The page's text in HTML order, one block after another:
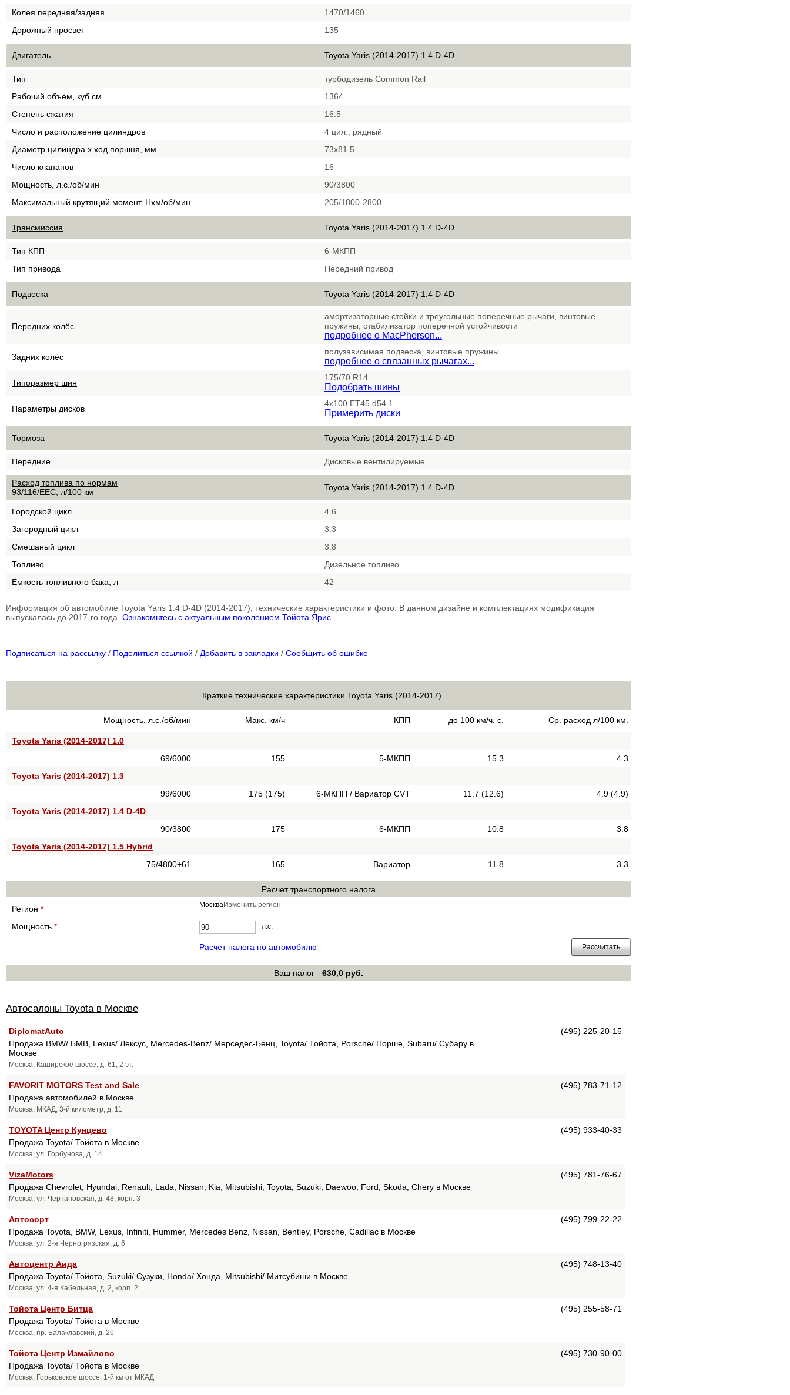
Колея передняя/задняя
1470/1460
Дорожный просвет
135
Двигатель Toyota Yaris (2014-2017) 1.4 D-4D
Тип
турбодизель Common Rail
Рабочий объём, куб.см
1364
Степень сжатия
16.5
Число и расположение цилиндров
4 цил., рядный
Диаметр цилиндра х ход поршня, мм
73х81.5
Число клапанов
16
Мощность, л.с./об/мин
90/3800
Максимальный крутящий момент, Нхм/об/мин
205/1800-2800
Трансмиссия Toyota Yaris (2014-2017) 1.4 D-4D
Тип КПП
6-МКПП
Тип привода
Передний привод
Подвеска Toyota Yaris (2014-2017) 1.4 D-4D
Передних колёс
амортизаторные стойки и треугольные поперечные рычаги, винтовые
пружины, стабилизатор поперечной устойчивости
подробнее о MacPherson...
Задних колёс
полузависимая подвеска, винтовые пружины
подробнее о связанных рычагах...
Типоразмер шин
175/70 R14
Подобрать шины
Параметры дисков
4x100 ET45 d54.1
Примерить диски
Тормоза Toyota Yaris (2014-2017) 1.4 D-4D
Передние Дисковые вентилируемые
Расход топлива по нормам
93/116/EEC, л/100 км
Toyota Yaris (2014-2017) 1.4 D-4D
Городской цикл
4.6
Загородный цикл
3.3
Смешаный цикл
3.8
Топливо
Дизельное топливо
Ёмкость топливного бака, л
42
Информация об автомобиле Toyota Yaris 1.4 D-4D (2014-2017), технические характеристики и фото. В данном дизайне и комплектациях модификация
выпускалась до 2017-го года. Ознакомьтесь с актуальным поколением Тойота Ярис
Подписаться на рассылку / Поделиться ссылкой / Добавить в закладки / Сообщить об ошибке
Краткие технические характеристики Toyota Yaris (2014-2017)
Мощность, л.с./об/мин Макс. км/ч КПП до 100 км/ч, с. Ср. расход л/100 км.
Toyota Yaris (2014-2017) 1.0
69/6000
155 5-МКПП 15.3
4.3
Toyota Yaris (2014-2017) 1.3
99/6000
175 (175) 6-МКПП / Вариатор CVT 11.7 (12.6)
4.9 (4.9)
Toyota Yaris (2014-2017) 1.4 D-4D
90/3800
175 6-МКПП 10.8
3.8
Toyota Yaris (2014-2017) 1.5 Hybrid
75/4800+61
165 Вариатор 11.8 3.3
Расчет транспортного налога
Регион * МоскваИзменить регион
Мощность * л.с.
Расчет налога по автомобилю
Ваш налог - 630,0 руб.
Автосалоны Toyota в Москве
DiplomatAuto
(495) 225-20-15
Продажа BMW/ БМВ, Lexus/ Лексус, Mercedes-Benz/ Мерседес-Бенц, Toyota/ Тойота, Porsche/ Порше, Subaru/ Субару в
Москве
Москва, Каширское шоссе, д. 61, 2 эт.
FAVORIT MOTORS Test and Sale
(495) 783-71-12
Продажа автомобилей в Москве
Москва, МКАД, 3-й километр, д. 11
TOYOTA Центр Кунцево
(495) 933-40-33
Продажа Toyota/ Тойота в Москве
Москва, ул. Горбунова, д. 14
VizaMotors
(495) 781-76-67
Продажа Chevrolet, Hyundai, Renault, Lada, Nissan, Kia, Mitsubishi, Toyota, Suzuki, Daewoo, Ford, Skoda, Chery в Москве
Москва, ул. Чертановская, д. 48, корп. 3
Автосорт
(495) 799-22-22
Продажа Toyota, BMW, Lexus, Infiniti, Hummer, Mercedes Benz, Nissan, Bentley, Porsche, Cadillac в Москве
Москва, ул. 2-я Черногрязская, д. 6
Автоцентр Аида
(495) 748-13-40
Продажа Toyota/ Тойота, Suzuki/ Сузуки, Honda/ Хонда, Mitsubishi/ Митсубиши в Москве
Москва, ул. 4-я Кабельная, д. 2, корп. 2
Тойота Центр Битца
(495) 255-58-71
Продажа Toyota/ Тойота в Москве
Москва, пр. Балаклавский, д. 26
Тойота Центр Измайлово
(495) 730-90-00
Продажа Toyota/ Тойота в Москве
Москва, Горьковское шоссе, 1-й км от МКАД